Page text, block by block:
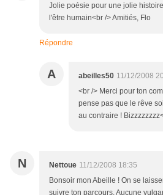
Jolie poésie pour une jolie
l'être humain<br /> Amitiés, Flo
Répondre
A abeilles50 11/12/2008
<br /> Merci pour ton
pense pas que le rêve
au contraire !
N Nettoue 11/12/2008 18:35
Bonsoir mon Abeille ! On se
suivre ton parcours. Aucune